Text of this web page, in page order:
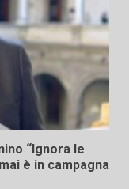
“Ignora le
è in campagna